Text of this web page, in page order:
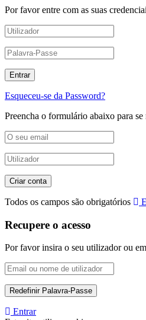
Por favor entre com as suas
Esqueceu-se da Password?
Preencha o formulário abaixo para se
Todos os campos são obrigatórios
Recupere o acesso
Por favor insira o seu utilizador ou
Entrar